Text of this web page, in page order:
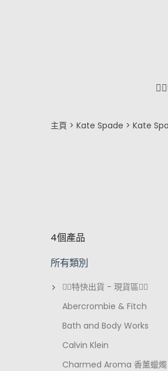
主頁 Kate Spade Kate
4個產品
所有類別
❤️‍🔥特快出貨 - 現貨區❤️‍🔥
Abercrombie & Fitch
Bath and Body Works
Calvin Klein
Charmed Aroma 香薰蠟燭